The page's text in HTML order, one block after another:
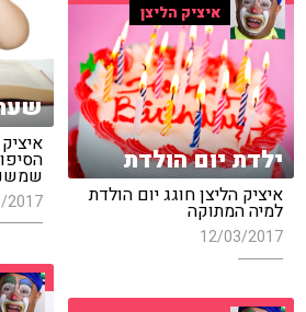
2017
איציק הליצן
ילדת יום הולדת
איציק הליצן חוגג יום הולדת
למיה המתוקה
12/03/2017